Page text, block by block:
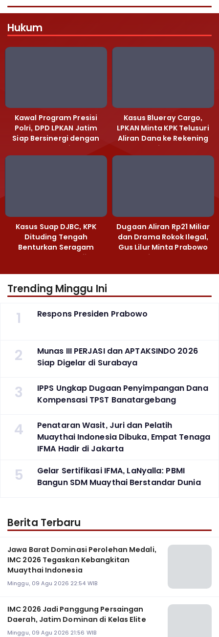
Hukum
Kawal Program Presisi
Polri, DPD LPKAN Jatim
Siap Bersinergi dengan
Polda Jatim
Kasus Blueray Cargo,
LPKAN Minta KPK Telusuri
Aliran Dana ke Rekening
Heri Black
Kasus Suap DJBC, KPK
Dituding Tengah
Benturkan Seragam
Cokelat dengan Hijau
Dugaan Aliran Rp21 Miliar
dan Drama Rokok Ilegal,
Gus Lilur Minta Prabowo
Bertindak Tegas
Trending Minggu Ini
1 Respons Presiden Prabowo
2
Munas III PERJASI dan APTAKSINDO 2026
Siap Digelar di Surabaya
3
IPPS Ungkap Dugaan Penyimpangan Dana
Kompensasi TPST Banatargebang
4
Penataran Wasit, Juri dan Pelatih
Muaythai Indonesia Dibuka, Empat Tenaga
IFMA Hadir di Jakarta
5
Gelar Sertifikasi IFMA, LaNyalla: PBMI
Bangun SDM Muaythai Berstandar Dunia
Berita Terbaru
Jawa Barat Dominasi Perolehan Medali,
IMC 2026 Tegaskan Kebangkitan
Muaythai Indonesia
Minggu, 09 Agu 2026 22:54 WIB
‎IMC 2026 Jadi Panggung Persaingan
Daerah, Jatim Dominan di Kelas Elite
Minggu, 09 Agu 2026 21:56 WIB